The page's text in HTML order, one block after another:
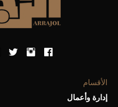
الأقسام
إدارة وأعمال